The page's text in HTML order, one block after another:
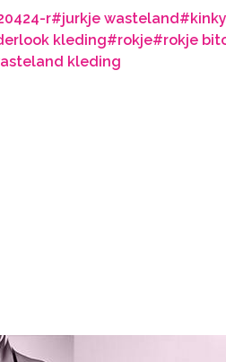
r#jurkje wasteland
kleding#rokje#rokje
kleding